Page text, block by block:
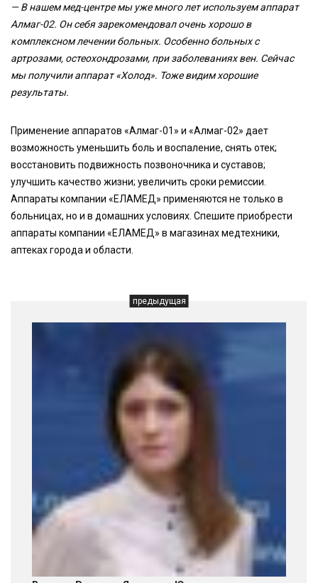
— В нашем мед-центре мы уже много лет используем аппарат
Алмаг-02. Он себя зарекомендовал очень хорошо в
комплексном лечении больных. Особенно больных с
артрозами, остеохондрозами, при заболеваниях вен. Сейчас
мы получили аппарат «Холод». Тоже видим хорошие
результаты.
Применение аппаратов «Алмаг-01» и «Алмаг-02» дает
возможность уменьшить боль и воспаление, снять отек;
восстановить подвижность позвоночника и суставов;
улучшить качество жизни; увеличить сроки ремиссии.
Аппараты компании «ЕЛАМЕД» применяются не только в
больницах, но и в домашних условиях. Спешите приобрести
аппараты компании «ЕЛАМЕД» в магазинах медтехники,
аптеках города и области.
предыдущая